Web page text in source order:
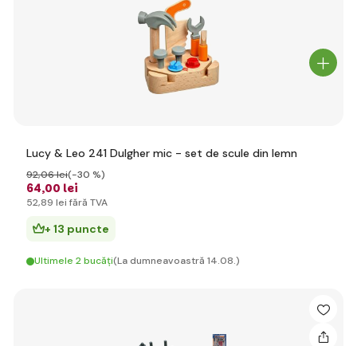
Lucy & Leo 241 Dulgher mic - set de scule din lemn
64,00 lei
92,06 lei(-30 %)
52,89 lei fără TVA
+ 13 puncte
Ultimele 2 bucăți(La dumneavoastră 14.08.)